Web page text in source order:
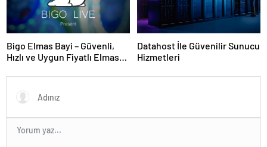
Bigo Elmas Bayi – Güvenli,
Hızlı ve Uygun Fiyatlı Elmas
Datahost İle Güvenilir Sunucu
Hizmetleri